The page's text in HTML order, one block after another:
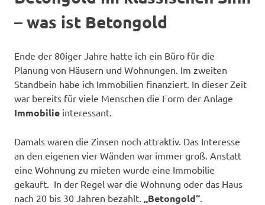
– was ist Betongold
Ende der 80iger Jahre hatte ich ein Büro für die
Planung von Häusern und Wohnungen. Im zweiten
Standbein habe ich Immobilien finanziert. In dieser Zeit
war bereits für viele Menschen die Form der Anlage
Immobilie interessant.
Damals waren die Zinsen noch attraktiv. Das Interesse
an den eigenen vier Wänden war immer groß. Anstatt
eine Wohnung zu mieten wurde eine Immobilie
gekauft. In der Regel war die Wohnung oder das Haus
nach 20 bis 30 Jahren bezahlt. „Betongold“